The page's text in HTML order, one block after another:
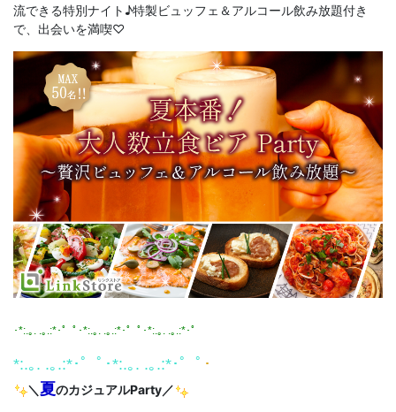
流できる特別ナイト♪特製ビュッフェ＆アルコール飲み放題付き
で、出会いを満喫♡
･*:.｡. .｡.:*･゜ﾟ･*:.｡. .｡.:*･゜ﾟ･*:.｡. .｡.:*･゜
*:.｡. .｡.:*･゜ﾟ･*:.｡. .｡.:*･゜ﾟ ･
＼夏のカジュアルParty／